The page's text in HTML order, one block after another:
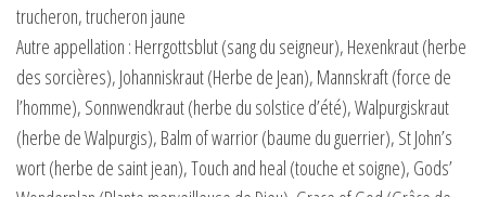
trucheron, trucheron jaune
Autre appellation : Herrgottsblut (sang du seigneur), Hexenkraut (herbe
des sorcières), Johanniskraut (Herbe de Jean), Mannskraft (force de
l’homme), Sonnwendkraut (herbe du solstice d’été), Walpurgiskraut
(herbe de Walpurgis), Balm of warrior (baume du guerrier), St John’s
wort (herbe de saint jean), Touch and heal (touche et soigne), Gods’